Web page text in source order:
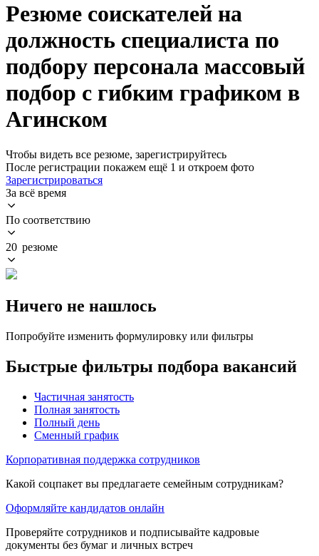
Резюме соискателей на
должность специалиста по
подбору персонала массовый
подбор с гибким графиком в
Агинском
Чтобы видеть все резюме, зарегистрируйтесь
После регистрации покажем ещё 1 и откроем фото
Зарегистрироваться
За всё время
По соответствию
20 резюме
Ничего не нашлось
Попробуйте изменить формулировку или фильтры
Быстрые фильтры подбора вакансий
Частичная занятость
Полная занятость
Полный день
Сменный график
Корпоративная поддержка сотрудников
Какой соцпакет вы предлагаете семейным сотрудникам?
Оформляйте кандидатов онлайн
Проверяйте сотрудников и подписывайте кадровые
документы без бумаг и личных встреч